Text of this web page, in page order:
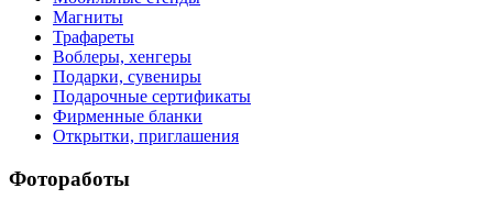
Магниты
Трафареты
Воблеры, хенгеры
Подарки, сувениры
Подарочные сертификаты
Фирменные бланки
Открытки, приглашения
Фотоработы